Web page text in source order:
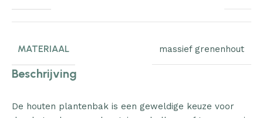
MATERIAAL massief grenenhout
Beschrijving
De houten plantenbak is een geweldige keuze voor